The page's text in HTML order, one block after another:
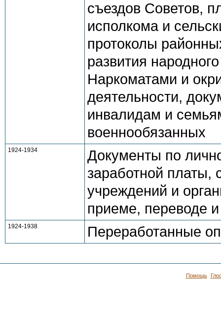
съездов Советов,
исполкома и
протоколы
развития
Наркоматами и
деятельности,
инвалидам и
военнообязанных
1924-1934
Документы по
заработной платы,
учреждений и
приеме, переводе
1924-1938 Переработанные
Помощь